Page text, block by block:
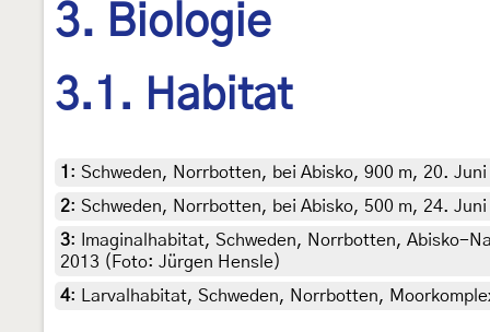
3. Biologie
3.1. Habitat
1 : Schweden, Norrbotten, bei Abisko, 900 m, 20.
2: Schweden, Norrbotten, bei Abisko, 500 m, 24.
3:
Imaginalhabitat, Schweden, Norrbotten, Abisko-
2013 (Foto: Jürgen Hensle)
4: Larvalhabitat, Schweden, Norrbotten,